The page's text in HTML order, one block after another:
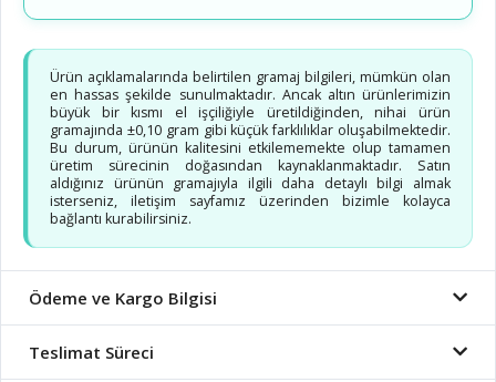
Ürün açıklamalarında belirtilen gramaj bilgileri, mümkün olan
en hassas şekilde sunulmaktadır. Ancak altın ürünlerimizin
büyük bir kısmı el işçiliğiyle üretildiğinden, nihai ürün
gramajında ±0,10 gram gibi küçük farklılıklar oluşabilmektedir.
Bu durum, ürünün kalitesini etkilememekte olup tamamen
üretim sürecinin doğasından kaynaklanmaktadır. Satın
aldığınız ürünün gramajıyla ilgili daha detaylı bilgi almak
isterseniz, iletişim sayfamız üzerinden bizimle kolayca
bağlantı kurabilirsiniz.
Ödeme ve Kargo Bilgisi
Teslimat Süreci